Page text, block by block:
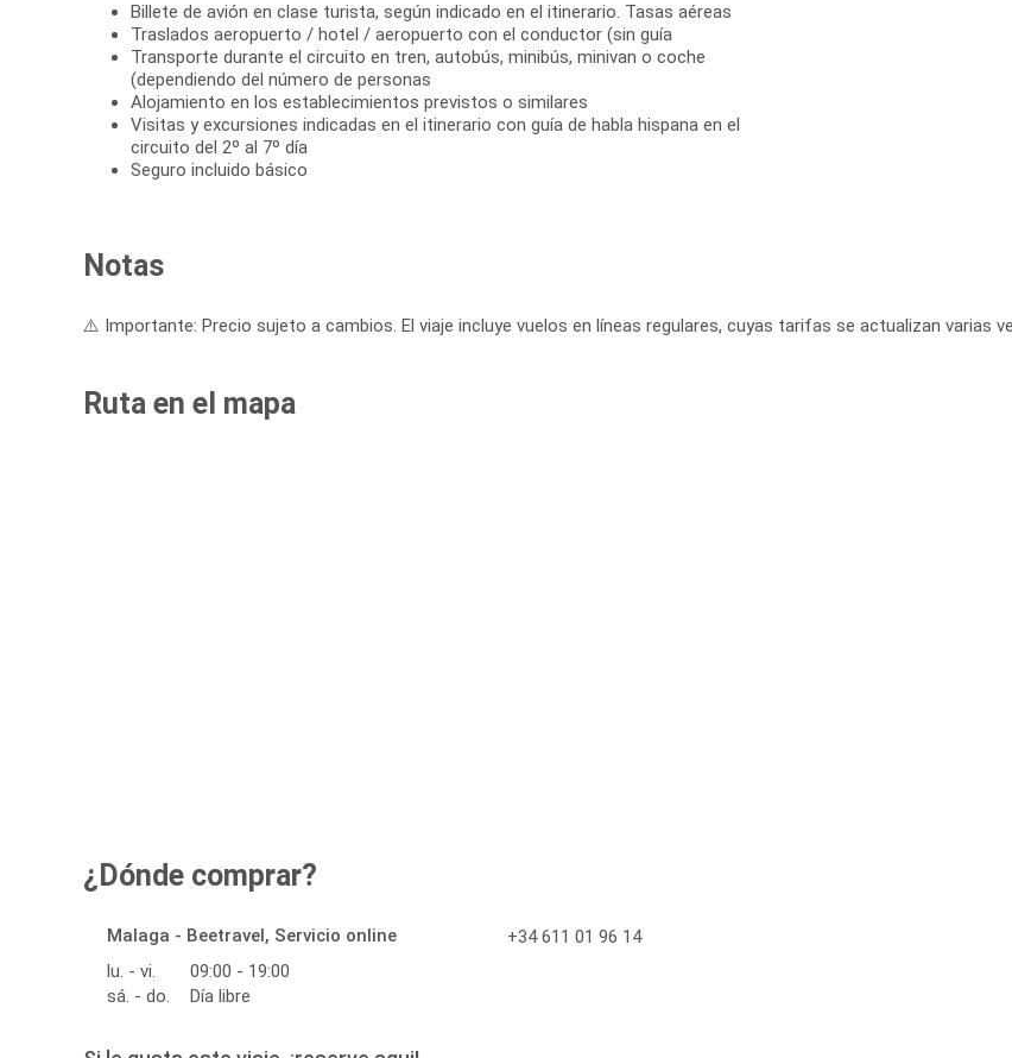
Billete de avión en clase turista, según indicado en el itinerario. Tasas aéreas
Traslados aeropuerto / hotel / aeropuerto con el conductor (sin guía
Transporte durante el circuito en tren, autobús, minibús, minivan o coche
(dependiendo del número de personas
Alojamiento en los establecimientos previstos o similares
Visitas y excursiones indicadas en el itinerario con guía de habla hispana en el
circuito del 2º al 7º día
Seguro incluido básico
Notas
⚠️ Importante: Precio sujeto a cambios. El viaje incluye vuelos en líneas regulares, cuyas tarifas se actualizan varias
Ruta en el mapa
¿Dónde comprar?
Malaga - Beetravel, Servicio online
lu. - vi.
09:00 - 19:00
sá. - do.
Día libre
+34 611 01 96 14